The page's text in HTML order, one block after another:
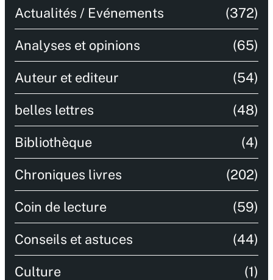
Actualités / Evénements (372)
Analyses et opinions (65)
Auteur et editeur (54)
belles lettres (48)
Bibliothèque (4)
Chroniques livres (202)
Coin de lecture (59)
Conseils et astuces (44)
Culture (1)